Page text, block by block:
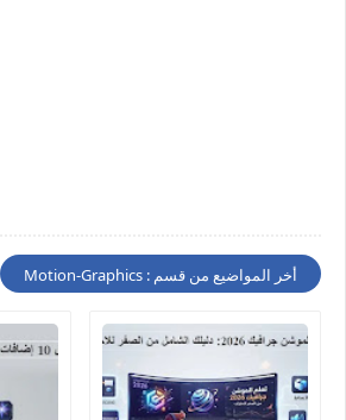
أخر المواضيع من قسم : Motion-Graphics